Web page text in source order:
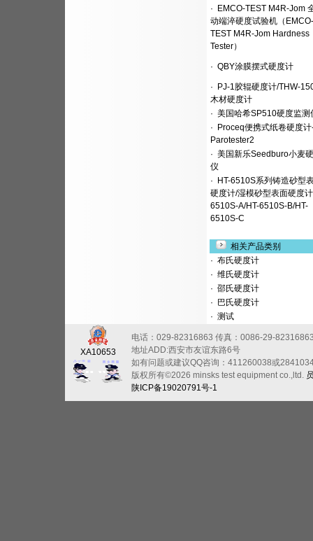
· EMCO-TEST M4R-Jom
动端淬硬度试验机（EMCO-
TEST M4R-Jom Hardness
Tester）
· QBY涂膜摆式硬度计
· PJ-1胶辊硬度计/THW-
木材硬度计
· 美国哈希SP510硬度监测
· Proceq便携式纸卷硬度计
Parotester2
· 美国新乐Seedburo小麦
仪
· HT-6510S系列铸造砂型
硬度计/湿模砂型表面硬度
6510S-A/HT-6510S-B/HT-
6510S-C
相关产品类别
· 布氏硬度计
· 维氏硬度计
· 邵氏硬度计
·
巴氏硬度计
· 测试
XA10653
电话：029-82316863 传真：0086-29-
地址ADD:西安市友谊东路6号
如有问题或建议QQ咨询：411260038或
版权所有©2026 minsks test equipment co.,ltd.
陕ICP备19020791号-1